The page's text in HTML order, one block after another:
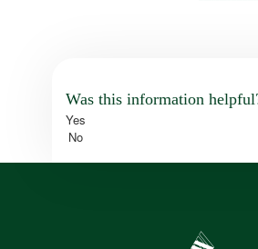
Was this information
Yes
No